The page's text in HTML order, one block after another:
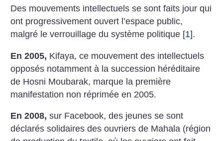
Des mouvements intellectuels se sont faits jour qui
ont progressivement ouvert l’espace public,
malgré le verrouillage du système politique [1].
En 2005, Kifaya, ce mouvement des intellectuels
opposés notamment à la succession héréditaire
de Hosni Moubarak, marque la première
manifestation non réprimée en 2005.
En 2008, sur Facebook, des jeunes se sont
déclarés solidaires des ouvriers de Mahala (région